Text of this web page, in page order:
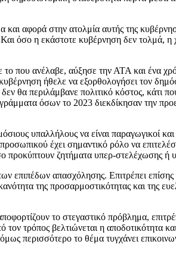
και αφορά στην ατολμία αυτής της
όσο η εκάστοτε κυβέρνηση δεν τολμά,
το που ανέλαβε, αύξησε την ΑΤΑ και ένα
ήθελε να εξορθολογήσει τον
θα περιλάμβανε πολιτικό κόστος, κάτι
όσων το 2023 διεκδίκησαν την
υπαλλήλους να είναι παραγωγικοί
έχει σημαντικό ρόλο να
προκύπτουν ζητήματα υπερ-στελέχωσης ή
επιπέδων απασχόλησης. Επιτρέπει
της προσαρμοστικότητας και της
το στεγαστικό πρόβλημα,
τρόπος βελτιώνεται η αποδοτικότητα
περισσότερο το θέμα τυγχάνει